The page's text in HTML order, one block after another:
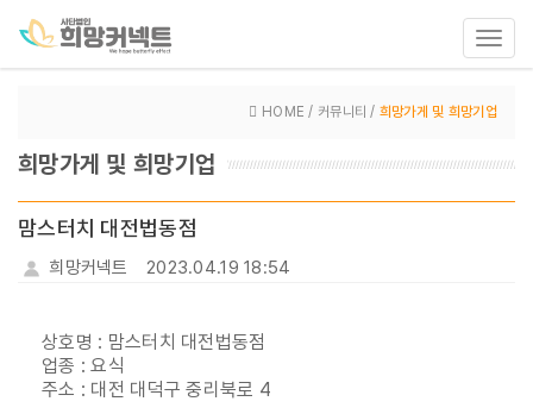
HOME / 커뮤니티 / 희망가게 및 희망기업
희망가게 및 희망기업
맘스터치 대전법동점
희망커넥트 2023.04.19 18:54
상호명 : 맘스터치 대전법동점
업종 : 요식
주소 : 대전 대덕구 중리북로 4